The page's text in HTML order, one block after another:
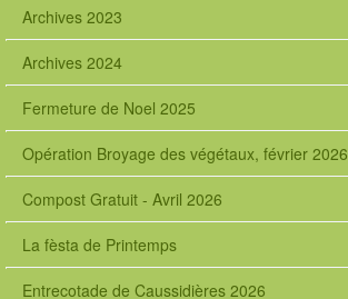
Archives 2023
Archives 2024
Fermeture de Noel 2025
Opération Broyage des végétaux, février 2026
Compost Gratuit - Avril 2026
La fèsta de Printemps
Entrecotade de Caussidières 2026